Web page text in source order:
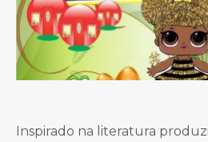
Inspirado na literatura